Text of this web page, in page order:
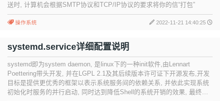
送时, 计算机会根据SMTP协议和TCP/IP协议的要求将你的信“打包”
操作系统 2022-11-21 14:40:25
systemd.service详细配置说明
systemd即为system daemon, 是linux下的一种init软件,由Lennart
Poettering带头开发, 并在LGPL 2.1及其后续版本许可证下开源发布,开发
目标是提供更优秀的框架以表示系统服务间的依赖关系, 并依此实现系统
初始化时服务的并行启动, 同时达到降低Shell的系统开销的效果, 最终代